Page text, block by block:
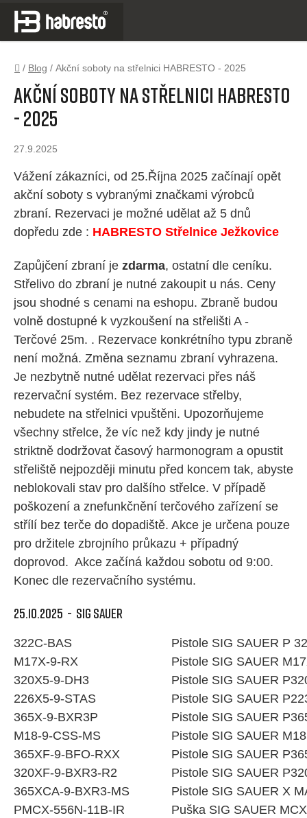
Přejít
obsah
Domů
/ Blog / Akční soboty na střelnici HABRESTO - 2025
Akční soboty na střelnici HABRESTO
- 2025
27.9.2025
Vážení zákazníci, od 25.Října 2025 začínají opět
akční soboty s vybranými značkami výrobců
zbraní. Rezervaci je možné udělat až 5 dnů
dopředu zde : HABRESTO Střelnice Ježkovice
Zapůjčení zbraní je zdarma, ostatní dle ceníku.
Střelivo do zbraní je nutné zakoupit u nás. Ceny
jsou shodné s cenami na eshopu. Zbraně budou
volně dostupné k vyzkoušení na střelišti A -
Terčové 25m. . Rezervace konkrétního typu zbraně
není možná. Změna seznamu zbraní vyhrazena.
Je nezbytně nutné udělat rezervaci přes náš
rezervační systém. Bez rezervace střelby,
nebudete na střelnici vpuštěni. Upozorňujeme
všechny střelce, že víc než kdy jindy je nutné
striktně dodržovat časový harmonogram a opustit
střeliště nejpozději minutu před koncem tak, abyste
neblokovali stav pro dalšího střelce. V případě
poškození a znefunkčnění terčového zařízení se
střílí bez terče do dopadiště. Akce je určena pouze
pro držitele zbrojního průkazu + případný
doprovod. Akce začíná každou sobotu od 9:00.
Konec dle rezervačního systému.
25.10.2025 - SIG SAUER
322C-BAS
Pistole SIG SAUER P
M17X-9-RX
Pistole SIG SAUER
320X5-9-DH3
Pistole SIG SAUER
226X5-9-STAS
Pistole SIG SAUER
365X-9-BXR3P
Pistole SIG SAUER
M18-9-CSS-MS
Pistole SIG SAUER
365XF-9-BFO-RXX
Pistole SIG SAUER
320XF-9-BXR3-R2
Pistole SIG SAUER
365XCA-9-BXR3-MS
Pistole SIG SAUER X
PMCX-556N-11B-IR
Puška SIG SAUER